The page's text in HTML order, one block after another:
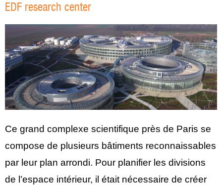
EDF research center
Ce grand complexe scientifique près de Paris se
compose de plusieurs bâtiments reconnaissables
par leur plan arrondi. Pour planifier les divisions
de l’espace intérieur, il était nécessaire de créer